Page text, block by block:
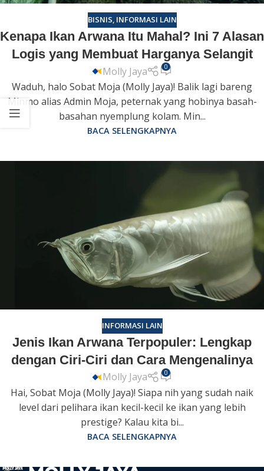
BISNIS, INFORMASI LAIN
Kenapa Ikan Arwana Itu Mahal? Ini 7 Alasan
Logis yang Membuat Harganya Selangit
Molly Jaya 0
Waduh, halo Sobat Moja (Molly Jaya)! Balik lagi bareng
Minmo alias Admin Moja, peternak yang hobinya basah-
basahan nyemplung kolam. Min...
BACA SELENGKAPNYA
INFORMASI LAIN
Jenis Ikan Arwana Terpopuler: Lengkap
dengan Ciri-Ciri dan Cara Mengenalinya
Molly Jaya 0
Hai, Sobat Moja (Molly Jaya)! Siapa nih yang sudah naik
level dari pelihara ikan kecil-kecil ke ikan yang lebih
prestige? Kalau kita bi...
BACA SELENGKAPNYA